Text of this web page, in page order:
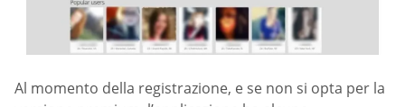
Al momento della registrazione, e se non si opta per la